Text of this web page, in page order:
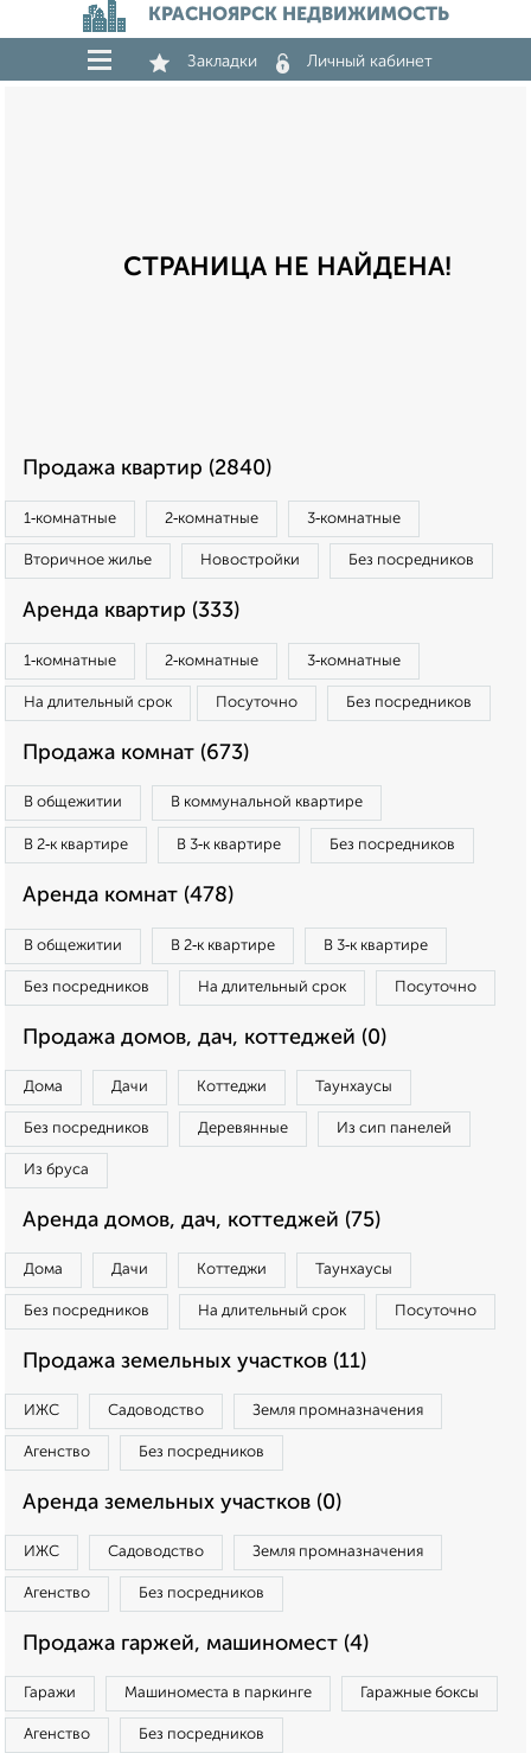
КРАСНОЯРСК НЕДВИЖИМОСТЬ
Закладки Личный кабинет
СТРАНИЦА НЕ НАЙДЕНА!
Продажа квартир (2840)
1‑комнатные 2‑комнатные 3‑комнатные
Вторичное жилье Новостройки Без посредников
Аренда квартир (333)
1‑комнатные 2‑комнатные 3‑комнатные
На длительный срок Посуточно Без посредников
Продажа комнат (673)
В общежитии В коммунальной квартире
В 2‑к квартире В 3‑к квартире Без посредников
Аренда комнат (478)
В общежитии В 2‑к квартире В 3‑к квартире
Без посредников На длительный срок Посуточно
Продажа домов, дач, коттеджей (0)
Дома Дачи Коттеджи Таунхаусы
Без посредников Деревянные Из сип панелей
Из бруса
Аренда домов, дач, коттеджей (75)
Дома Дачи Коттеджи Таунхаусы
Без посредников На длительный срок Посуточно
Продажа земельных участков (11)
ИЖС Садоводство Земля промназначения
Агенство Без посредников
Аренда земельных участков (0)
ИЖС Садоводство Земля промназначения
Агенство Без посредников
Продажа гаржей, машиномест (4)
Гаражи Машиноместа в паркинге Гаражные боксы
Агенство Без посредников